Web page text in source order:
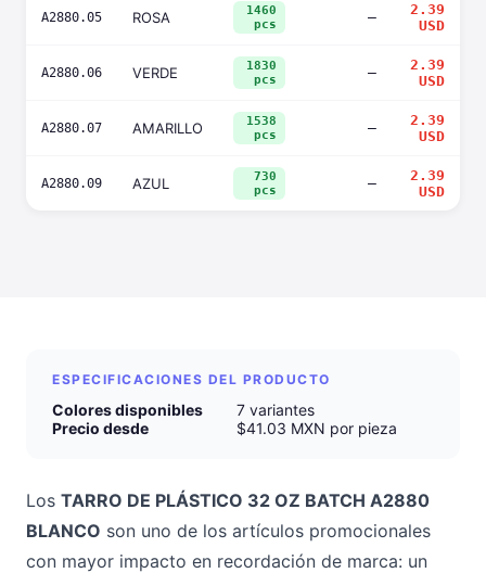
A2880.05 ROSA
1460
pcs
—
2.39
USD
A2880.06 VERDE
1830
pcs
—
2.39
USD
A2880.07 AMARILLO
1538
pcs
—
2.39
USD
A2880.09 AZUL
730
pcs
—
2.39
USD
ESPECIFICACIONES DEL PRODUCTO
Colores disponibles
7 variantes
Precio desde
$41.03 MXN por pieza
Los TARRO DE PLÁSTICO 32 OZ BATCH A2880
BLANCO son uno de los artículos promocionales
con mayor impacto en recordación de marca: un